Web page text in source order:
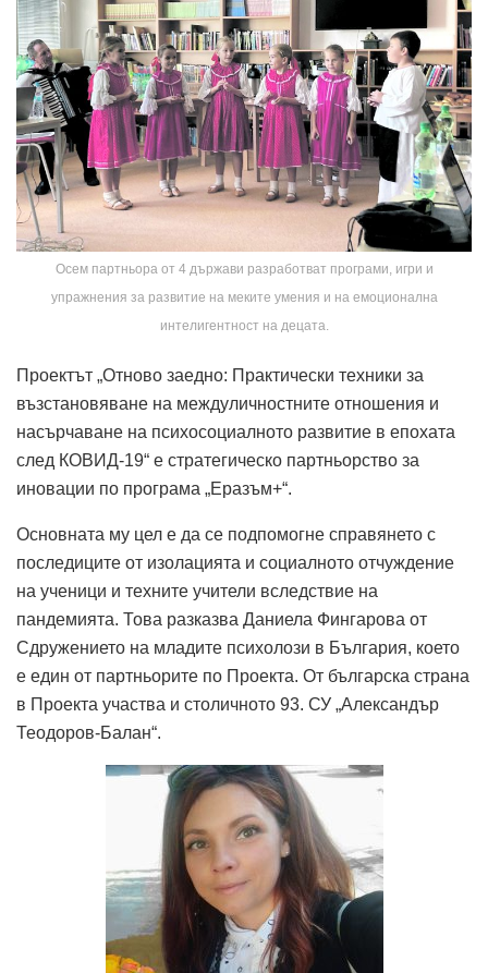
Осем партньора от 4 държави разработват програми, игри и
упражнения за развитие на меките умения и на емоционална
интелигентност на децата.
Проектът „Отново заедно: Практически техники за
възстановяване на междуличностните отношения и
насърчаване на психосоциалното развитие в епохата
след КОВИД-19“ е стратегическо партньорство за
иновации по програма „Еразъм+“.
Основната му цел е да се подпомогне справянето с
последиците от изолацията и социалното отчуждение
на ученици и техните учители вследствие на
пандемията. Това разказва Даниела Фингарова от
Сдружението на младите психолози в България, което
е един от партньорите по Проекта. От българска страна
в Проекта участва и столичното 93. СУ „Александър
Теодоров-Балан“.